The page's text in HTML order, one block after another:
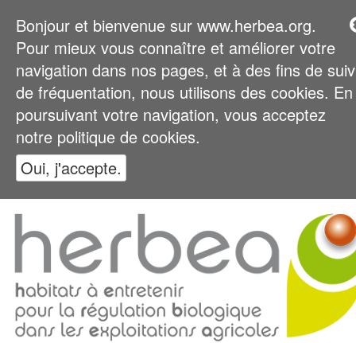
Bonjour et bienvenue sur www.herbea.org.
Pour mieux vous connaître et améliorer votre
navigation dans nos pages, et à des fins de
de fréquentation, nous utilisons des cookies. En
poursuivant votre navigation, vous acceptez
notre politique de cookies.
Oui, j'accepte.